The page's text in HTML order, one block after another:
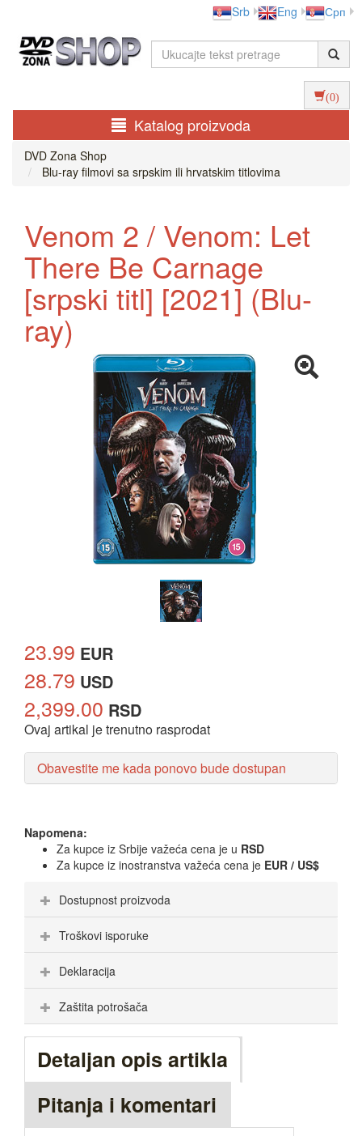
Srb Eng Срп
(0)
Katalog proizvoda
DVD Zona Shop
Blu-ray filmovi sa srpskim ili hrvatskim titlovima
Venom 2 / Venom: Let
There Be Carnage
[srpski titl] [2021] (Blu-
ray)
23.99 EUR
28.79 USD
2,399.00 RSD
Ovaj artikal je trenutno rasprodat
Obavestite me kada ponovo bude dostupan
Napomena:
Za kupce iz Srbije važeća cena je u RSD
Za kupce iz inostranstva važeća cena je EUR / US$
Dostupnost proizvoda
Troškovi isporuke
Deklaracija
Zaštita potrošača
Detaljan opis artikla
Pitanja i komentari